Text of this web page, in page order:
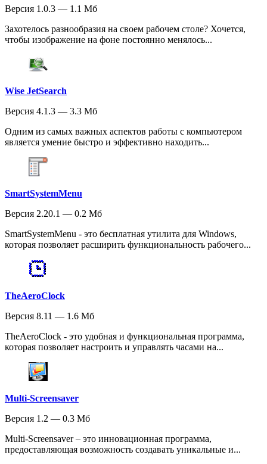
Версия 1.0.3 — 1.1 Мб
Захотелось разнообразия на своем рабочем столе? Хочется,
чтобы изображение на фоне постоянно менялось...
Wise JetSearch
Версия 4.1.3 — 3.3 Мб
Одним из самых важных аспектов работы с компьютером
является умение быстро и эффективно находить...
SmartSystemMenu
Версия 2.20.1 — 0.2 Мб
SmartSystemMenu - это бесплатная утилита для Windows,
которая позволяет расширить функциональность рабочего...
TheAeroClock
Версия 8.11 — 1.6 Мб
TheAeroClock - это удобная и функциональная программа,
которая позволяет настроить и управлять часами на...
Multi-Screensaver
Версия 1.2 — 0.3 Мб
Multi-Screensaver – это инновационная программа,
предоставляющая возможность создавать уникальные и...